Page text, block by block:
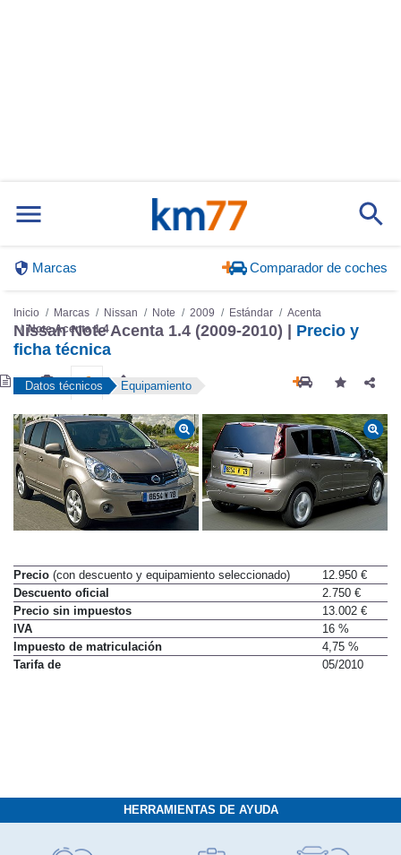
Marcas Comparador de coches
Inicio Marcas Nissan Note 2009 Estándar
Acenta
Note Acenta 1.4
Nissan Note Acenta 1.4 (2009-2010) | Precio y
ficha técnica
Datos técnicos Equipamiento
Precio (con descuento y equipamiento seleccionado)
12.950 €
Descuento oficial
2.750 €
Precio sin impuestos
13.002 €
IVA
16 %
Impuesto de matriculación
4,75 %
Tarifa de
05/2010
HERRAMIENTAS DE AYUDA